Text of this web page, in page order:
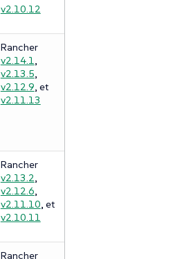
v2.10.12
Rancher
v2.14.1,
v2.13.5,
v2.12.9, et
v2.11.13
Rancher
v2.13.2,
v2.12.6,
v2.11.10, et
v2.10.11
Rancher